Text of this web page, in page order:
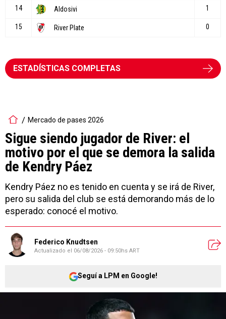
ESTADÍSTICAS COMPLETAS
Mercado de pases 2026
Sigue siendo jugador de River: el
motivo por el que se demora la salida
de Kendry Páez
Kendry Páez no es tenido en cuenta y se irá de River,
pero su salida del club se está demorando más de lo
esperado: conocé el motivo.
Federico Knudtsen
Actualizado el 06/08/2026 - 09:50hs ART
Seguí a LPM en Google!